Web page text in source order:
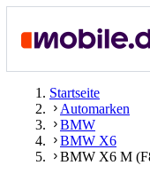
Startseite
Automarken
BMW
BMW X6
BMW X6 M